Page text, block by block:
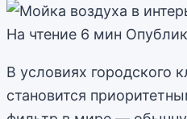
На чтение 6 мин
В условиях городского
становится